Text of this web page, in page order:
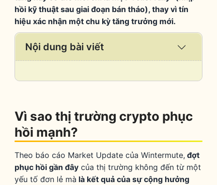
hồi kỹ thuật sau giai đoạn bán tháo), thay vì tín
hiệu xác nhận một chu kỳ tăng trưởng mới.
Nội dung bài viết
Vì sao thị trường crypto phục
hồi mạnh?
Theo báo cáo Market Update của Wintermute, đợt
phục hồi gần đây của thị trường không đến từ một
yếu tố đơn lẻ mà là kết quả của sự cộng hưởng